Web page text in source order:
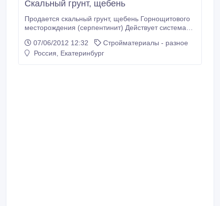
Скальный грунт, щебень
Продается скальный грунт, щебень Горнощитового
месторождения (серпентинит) Действует система
07/06/2012 12:32
Стройматериалы - разное
Россия, Екатеринбург